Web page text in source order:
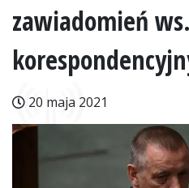
zawiadomień
20 maja 2021